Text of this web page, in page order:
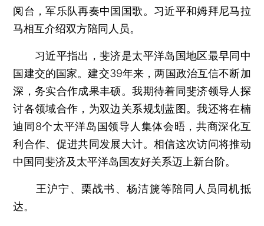
阅台，军乐队再奏中国国歌。习近平和姆拜尼马拉
马相互介绍双方陪同人员。
习近平指出，斐济是太平洋岛国地区最早同中
国建交的国家。建交39年来，两国政治互信不断加
深，务实合作成果丰硕。我期待着同斐济领导人探
讨各领域合作，为双边关系规划蓝图。我还将在楠
迪同8个太平洋岛国领导人集体会晤，共商深化互
利合作、促进共同发展大计。相信这次访问将推动
中国同斐济及太平洋岛国友好关系迈上新台阶。
王沪宁、栗战书、杨洁篪等陪同人员同机抵
达。